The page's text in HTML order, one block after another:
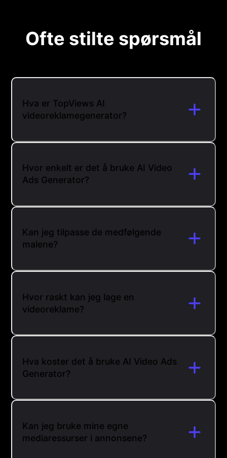
Ofte stilte spørsmål
Hva er TopViews AI
videoreklamegenerator?
Hvor enkelt er det å bruke AI Video
Ads Generator?
Kan jeg tilpasse de medfølgende
malene?
Hvor raskt kan jeg lage en
videoreklame?
Hva koster det å bruke AI Video Ads
Generator?
Kan jeg bruke mine egne
mediaressurser i annonsene?